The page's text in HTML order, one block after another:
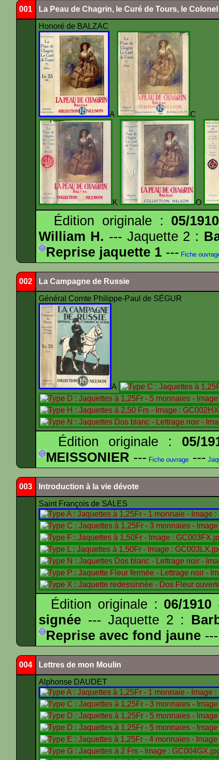
001 La Peau de Chagrin, le Curé de Tours, le
Honoré de BALZAC
A
K O
Édition originale : 05/1910
William H. --- Jaquette 2 :
Reprise jaquette 1 --- Fiche
002 La Campagne de Russie
Général Comte Philippe-Paul de SÉGUR
A
Édition originale : 05/
MEISSONIER --- Fiche ouvrage ---
003 Introduction à la vie dévote
Saint François de SALES
Édition originale : 06/1910
signée --- Jaquette 2 :
Reprise avec fond jaune ---
004 Lettres de mon Moulin
Alphonse DAUDET